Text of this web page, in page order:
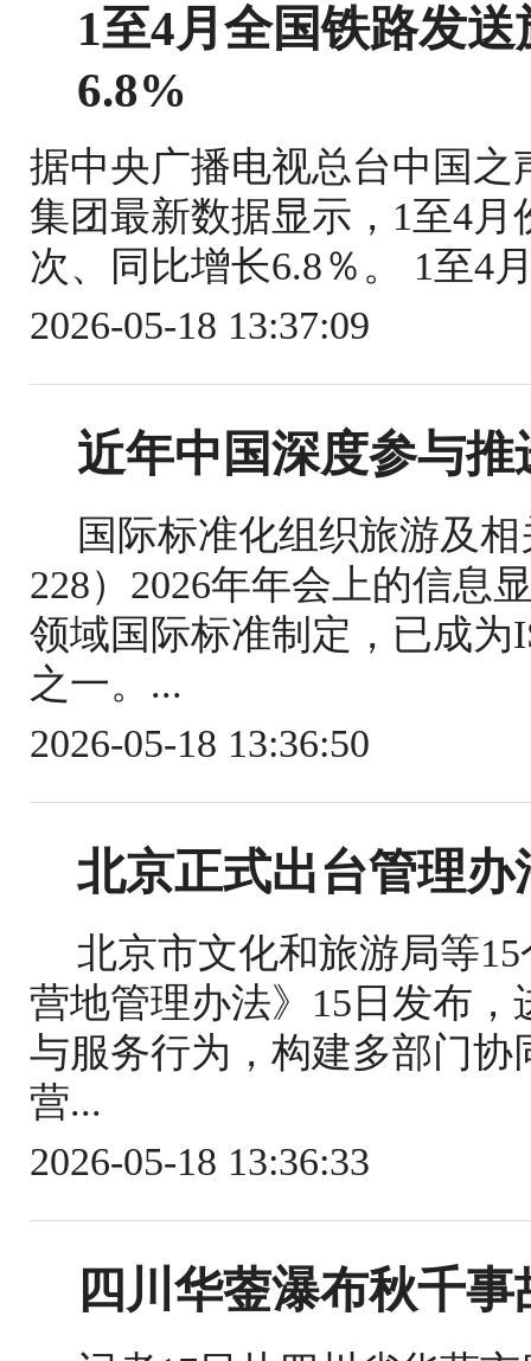
1至4月全国铁路发
6.8%
据中央广播电视总台中国
集团最新数据显示，1至4月
次、同比增长6.8％。 1至4
2026-05-18 13:37:09
近年中国深度参与
国际标准化组织旅游及
228）2026年年会上的信息
领域国际标准制定，已成为
之一。...
2026-05-18 13:36:50
北京正式出台管理
北京市文化和旅游局等
营地管理办法》15日发布
与服务行为，构建多部门
营...
2026-05-18 13:36:33
四川华蓥瀑布秋千